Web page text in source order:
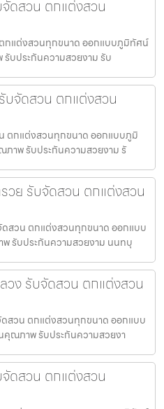
ดสวน ตกแต่งสวน
กแต่งสวนทุกขนาด ออกแบบภูมิทัศน์
รับประกันความสวยงาม รับ
จัดสวน ตกแต่งสวน
ตกแต่งสวนทุกขนาด ออกแบบภูมิ
ภาพ รับประกันความสวยงาม รั
วย รับจัดสวน ตกแต่งสวน
ดสวน ตกแต่งสวนทุกขนาด ออกแบบ
รับประกันความสวยงาม นนทบุ
ง รับจัดสวน ตกแต่งสวน
สวน ตกแต่งสวนทุกขนาด ออกแบบ
คุณภาพ รับประกันความสวยงา
ดสวน ตกแต่งสวน